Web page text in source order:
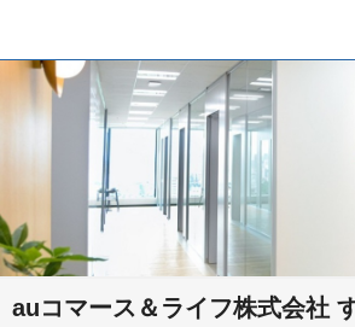
auコマース＆ライフ株式会社